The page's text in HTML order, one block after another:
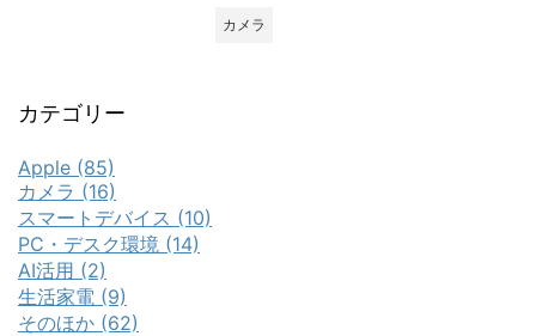
カメラ
カテゴリー
Apple (85)
カメラ (16)
スマートデバイス (10)
PC・デスク環境 (14)
AI活用 (2)
生活家電 (9)
そのほか (62)